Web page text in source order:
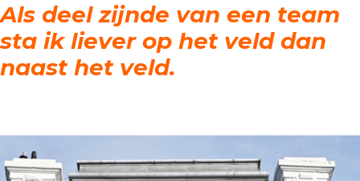
Als deel zijnde van een team
sta ik liever op het veld dan
naast het veld.